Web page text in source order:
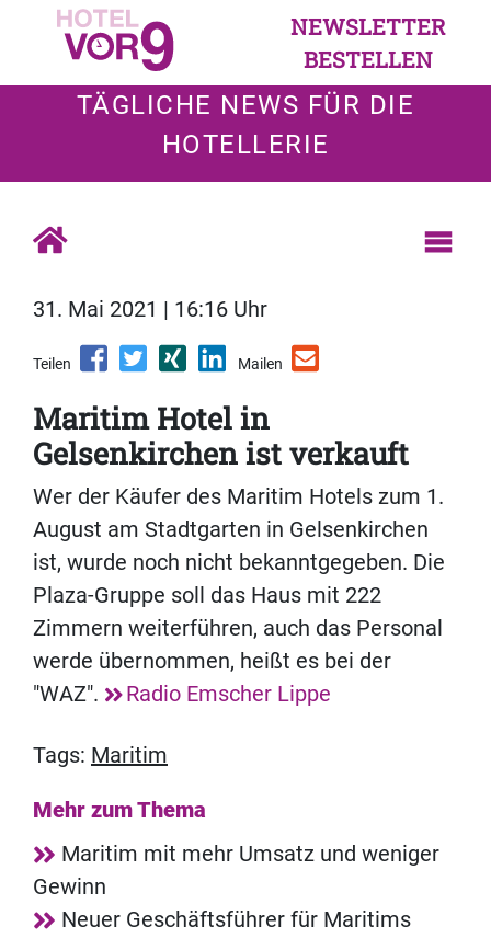
NEWSLETTER
BESTELLEN
TÄGLICHE NEWS FÜR DIE
HOTELLERIE
31. Mai 2021 | 16:16 Uhr
Teilen Mailen
Maritim Hotel in
Gelsenkirchen ist verkauft
Wer der Käufer des Maritim Hotels zum 1.
August am Stadtgarten in Gelsenkirchen
ist, wurde noch nicht bekanntgegeben. Die
Plaza-Gruppe soll das Haus mit 222
Zimmern weiterführen, auch das Personal
werde übernommen, heißt es bei der
"WAZ".
Radio Emscher Lippe
Tags: Maritim
Mehr zum Thema
Maritim mit mehr Umsatz und weniger
Gewinn
Neuer Geschäftsführer für Maritims